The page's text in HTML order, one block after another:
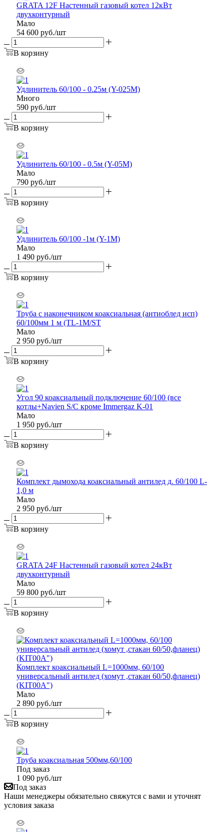
GRATA 12F Настенный газовый котел 12кВт
двухконтурный
Мало
54 600 руб./шт
В корзину
Удлинитель 60/100 - 0.25м (Y-025M)
Много
590 руб./шт
В корзину
Удлинитель 60/100 - 0.5м (Y-05M)
Мало
790 руб./шт
В корзину
Удлинитель 60/100 -1м (Y-1M)
Мало
1 490 руб./шт
В корзину
Труба с наконечником коаксиальная (антиоблед исп)
60/100мм 1 м (TL-1M/ST
Мало
2 950 руб./шт
В корзину
Угол 90 коаксиальный подключение 60/100 (все
котлы+Navien S/C кроме Immergaz K-01
Мало
1 950 руб./шт
В корзину
Комплект дымохода коаксиальный антилед д. 60/100 L-
1,0 м
Мало
2 950 руб./шт
В корзину
GRATA 24F Настенный газовый котел 24кВт
двухконтурный
Мало
59 800 руб./шт
В корзину
Комплект коаксиальный L=1000мм, 60/100
универсальный антилед (хомут ,стакан 60/50,фланец)
(KIT00A")
Мало
2 890 руб./шт
В корзину
Труба коаксиальная 500мм,60/100
Под заказ
1 090 руб./шт
Под заказ
Наши менеджеры обязательно свяжутся с вами и уточнят
условия заказа